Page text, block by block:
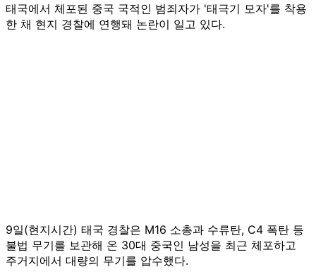
태국에서 체포된 중국 국적인 범죄자가 '태극기 모자'를 착용
한 채 현지 경찰에 연행돼 논란이 일고 있다.
9일(현지시간) 태국 경찰은 M16 소총과 수류탄, C4 폭탄 등
불법 무기를 보관해 온 30대 중국인 남성을 최근 체포하고
주거지에서 대량의 무기를 압수했다.